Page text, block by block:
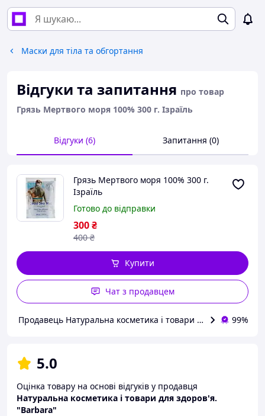
Маски для тіла та обгортання
Відгуки та запитання про товар
Грязь Мертвого моря 100% 300 г. Ізраїль
Відгуки (6) Запитання (0)
Грязь Мертвого моря 100% 300 г.
Ізраїль
Готово до відправки
300₴
400 ₴
Купити
Чат з продавцем
Продавець Натуральна косметика і товари для здоров'я.
99%
5.0
Оцінка товару на основі відгуків у продавця
Натуральна косметика і товари для здоров'я.
"Barbara"